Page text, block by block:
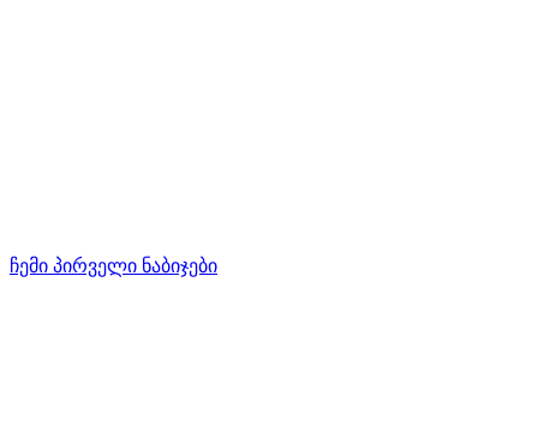
ჩემი პირველი ნაბიჯები